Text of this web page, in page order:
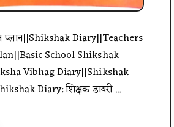
प्लान||Shikshak Diary||Teachers
School Shikshak
Vibhag Diary||Shikshak
Diary: शिक्षक डायरी ...